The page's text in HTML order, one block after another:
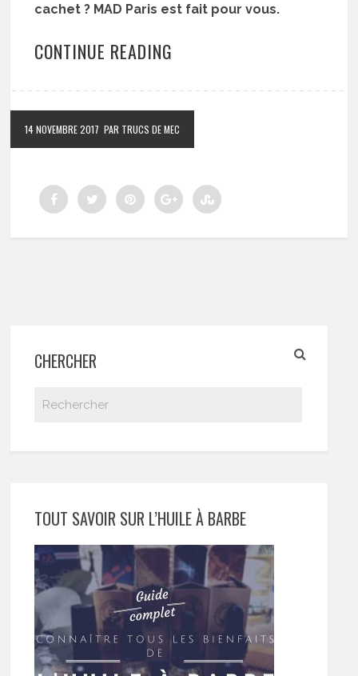
cachet ? MAD Paris est fait pour vous.
CONTINUE READING
14 NOVEMBRE 2017 PAR TRUCS DE MEC
CHERCHER
TOUT SAVOIR SUR L’HUILE À BARBE